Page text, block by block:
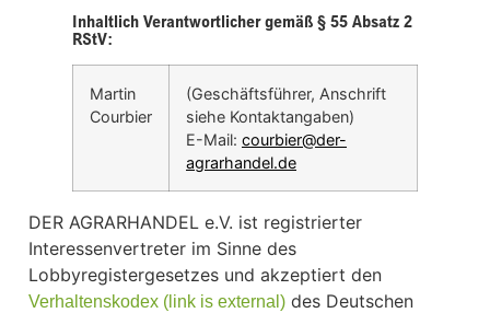
Inhaltlich Verantwortlicher gemäß § 55 Absatz 2
RStV:
Martin
Courbier
(Geschäftsführer, Anschrift
siehe Kontaktangaben)
E-Mail: courbier@der-
agrarhandel.de
DER AGRARHANDEL e.V. ist registrierter
Interessenvertreter im Sinne des
Lobbyregistergesetzes und akzeptiert den
Verhaltenskodex (link is external) des Deutschen